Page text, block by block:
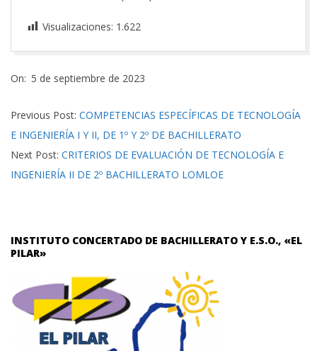
Visualizaciones: 1.622
09-
On: 5 de septiembre de 2023
Previous Post: COMPETENCIAS ESPECÍFICAS DE TECNOLOGÍA
E INGENIERÍA I Y II, DE 1º Y 2º DE BACHILLERATO
Next Post: CRITERIOS DE EVALUACIÓN DE TECNOLOGÍA E
INGENIERÍA II DE 2º BACHILLERATO LOMLOE
INSTITUTO CONCERTADO DE BACHILLERATO Y E.S.O., «EL
PILAR»